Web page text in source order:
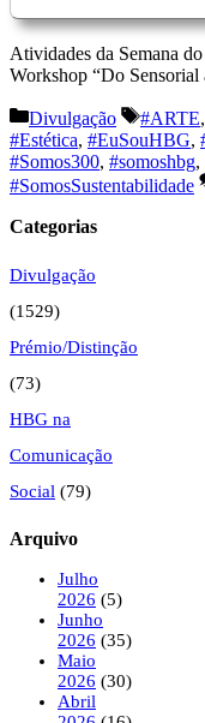
Atividades da Semana
Workshop “Do Sensorial
Categorias
Divulgação Etiquetas
#ARTE,
#Estética, #EuSouHBG,
#Somos300, #somoshbg,
#SomosSustentabilidade
Categorias
Divulgação
(1529)
Prémio/Distinção
(73)
HBG na
Comunicação
Social (79)
Arquivo
Julho
2026 (5)
Junho
2026 (35)
Maio
2026 (30)
Abril